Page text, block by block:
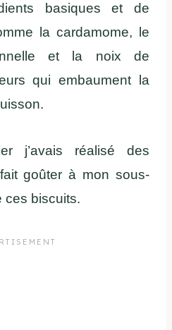
basiques et de
la cardamome, le
et la noix de
qui embaument la
j’avais réalisé des
goûter à mon sous-
ces biscuits.